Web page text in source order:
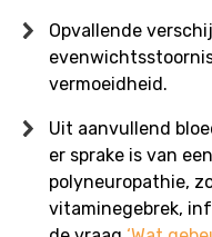
Opvallende
vermoeidheid.
Uit aanvullend
er sprake is van
polyneuropathie,
vitaminegebrek,